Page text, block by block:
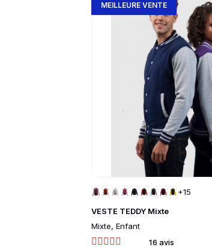
VESTE TEDDY Mixte
Mixte, Enfant
16 avis
MEILLEURE VENTE
+15